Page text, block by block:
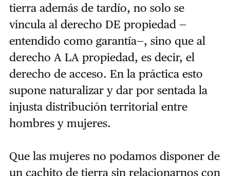
tierra además de tardío, no solo se
vincula al derecho DE propiedad —
entendido como garantía—, sino que al
derecho A LA propiedad, es decir, el
derecho de acceso. En la práctica esto
supone naturalizar y dar por sentada la
injusta distribución territorial entre
hombres y mujeres.
Que las mujeres no podamos disponer de
un cachito de tierra sin relacionarnos con